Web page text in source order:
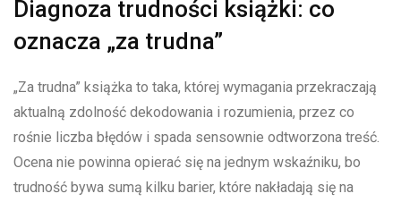
Diagnoza trudności książki: co
oznacza „za trudna”
„Za trudna” książka to taka, której wymagania przekraczają
aktualną zdolność dekodowania i rozumienia, przez co
rośnie liczba błędów i spada sensownie odtworzona treść.
Ocena nie powinna opierać się na jednym wskaźniku, bo
trudność bywa sumą kilku barier, które nakładają się na